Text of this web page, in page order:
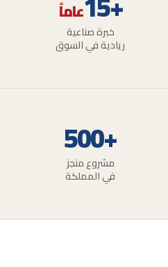
عاماً
خبرة صناعية
ريادية في السوق
+500
مشروع منجز
في المملكة